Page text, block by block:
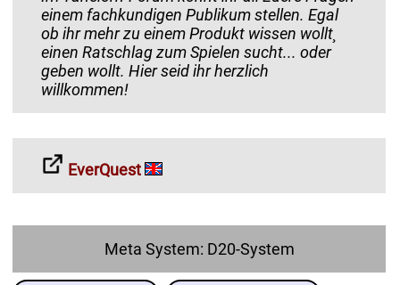
einem fachkundigen Publikum stellen. Egal
ob ihr mehr zu einem Produkt wissen wollt¸
einen Ratschlag zum Spielen sucht... oder
geben wollt. Hier seid ihr herzlich
willkommen!
EverQuest
Meta System: D20-System